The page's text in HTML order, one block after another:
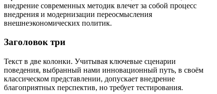
внедрение современных методик влечет за собой процесс
внедрения и модернизации переосмысления
внешнеэкономических политик.
Заголовок три
Текст в две колонки. Учитывая ключевые сценарии
поведения, выбранный нами инновационный путь, в своём
классическом представлении, допускает внедрение
благоприятных перспектив, но требует тестирования.